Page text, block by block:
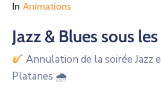
In Animations
Jazz & Blues sous
Annulation de la soirée Jazz
Platanes 🌧